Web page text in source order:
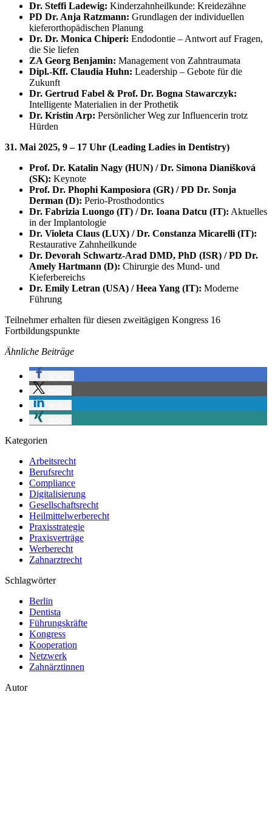
Dr. Steffi Ladewig: Kinderzahnheilkunde: Kreidezähne
PD Dr. Anja Ratzmann: Grundlagen der individuellen
kieferorthopädischen Planung
Dr. Dr. Monica Chiperi: Endodontie – Antwort auf Fragen,
die Sie liefen
ZA Georg Benjamin: Management von Zahntraumata
Dipl.-Kff. Claudia Huhn: Leadership – Gebote für die
Zukunft
Dr. Gertrud Fabel & Prof. Dr. Bogna Stawarczyk:
Intelligente Materialien in der Prothetik
Dr. Kristin Arp: Persönlicher Weg zur Influencerin trotz
Hürden
31. Mai 2025, 9 – 17 Uhr (Leading Ladies in Dentistry)
Prof. Dr. Katalin Nagy (HUN) / Dr. Simona Dianišková
(SK): Keynote
Prof. Dr. Phophi Kamposiora (GR) / PD Dr. Sonja
Derman (D): Perio-Prosthodontics
Dr. Fabrizia Luongo (IT) / Dr. Ioana Datcu (IT): Aktuelles
in der Implantologie
Dr. Violeta Claus (LUX) / Dr. Constanza Micarelli (IT):
Restaurative Zahnheilkunde
Dr. Devorah Schwartz-Arad DMD, PhD (ISR) / PD Dr.
Amely Hartmann (D): Chirurgie des Mund- und
Kieferbereichs
Dr. Emily Letran (USA) / Heea Yang (IT): Moderne
Führung
Teilnehmer erhalten für diesen zweitägigen Kongress 16
Fortbildungspunkte
Ähnliche Beiträge
Kategorien
Arbeitsrecht
Berufsrecht
Compliance
Digitalisierung
Gesellschaftsrecht
Heilmittelwerberecht
Praxisstrategie
Praxisverträge
Werberecht
Zahnarztrecht
Schlagwörter
Berlin
Dentista
Führungskräfte
Kongress
Kooperation
Netzwerk
Zahnärztinnen
Autor